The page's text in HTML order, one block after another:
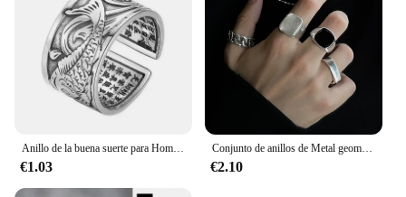
Anillo de la buena suerte para Hombre y mujer, sortija con diseño de pez Koi, Estilo Vintage, 1 piezas
€1.03
Conjunto de anillos de Metal geométricos Vintage para hombre y mujer, joyería Simple de moda, Punk gótico, Hip Hop
€2.10